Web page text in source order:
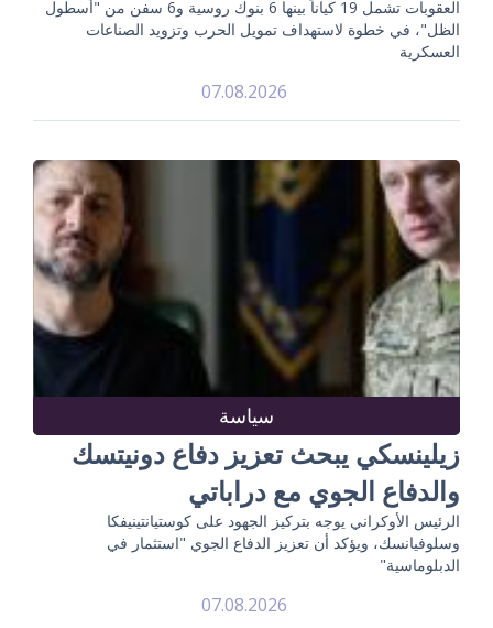
العقوبات تشمل 19 كياناً بينها 6 بنوك روسية و6 سفن من "أسطول
الظل"، في خطوة لاستهداف تمويل الحرب وتزويد الصناعات
العسكرية
07.08.2026
سياسة
زيلينسكي يبحث تعزيز دفاع دونيتسك
والدفاع الجوي مع دراباتي
الرئيس الأوكراني يوجه بتركيز الجهود على كوستيانتينيفكا
وسلوفيانسك، ويؤكد أن تعزيز الدفاع الجوي "استثمار في
الدبلوماسية"
07.08.2026